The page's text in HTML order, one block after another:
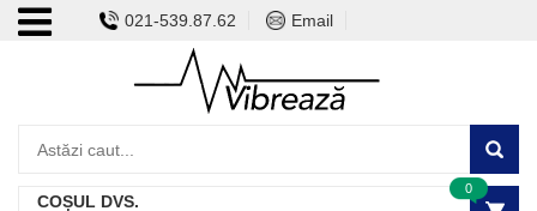
021-539.87.62 Email
COȘUL DVS.
0